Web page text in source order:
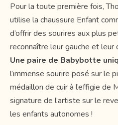
Pour la toute première fois,
utilise la chaussure Enfant
d’offrir des sourires aux plus
reconnaître leur gauche et leur
Une paire de Babybotte
l’immense sourire posé sur le
médaillon de cuir à l’effigie de
signature de l’artiste sur le
les enfants autonomes !